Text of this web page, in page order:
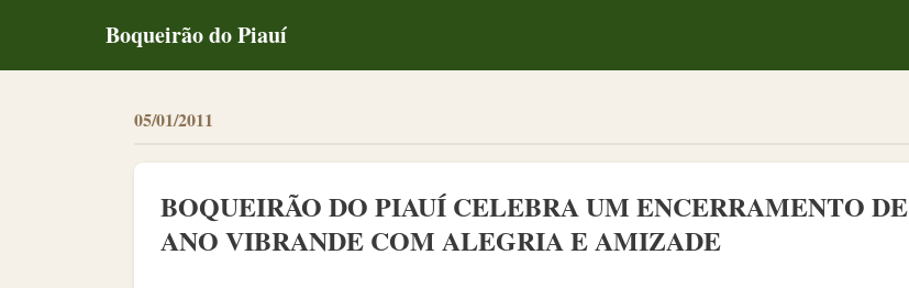
Boqueirão do Piauí
05/01/2011
BOQUEIRÃO DO PIAUÍ CELEBRA UM ENCERRAMENTO DE
ANO VIBRANDE COM ALEGRIA E AMIZADE